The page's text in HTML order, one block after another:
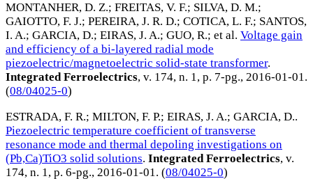
MONTANHER, D. Z.; FREITAS, V. F.; SILVA, D. M.;
GAIOTTO, F. J.; PEREIRA, J. R. D.; COTICA, L. F.; SANTOS,
I. A.; GARCIA, D.; EIRAS, J. A.; GUO, R.; et al. Voltage gain
and efficiency of a bi-layered radial mode
piezoelectric/magnetoelectric solid-state transformer.
Integrated Ferroelectrics, v. 174, n. 1, p. 7-pg., 2016-01-01.
(08/04025-0)
ESTRADA, F. R.; MILTON, F. P.; EIRAS, J. A.; GARCIA, D..
Piezoelectric temperature coefficient of transverse
resonance mode and thermal depoling investigations on
(Pb,Ca)TiO3 solid solutions. Integrated Ferroelectrics, v.
174, n. 1, p. 6-pg., 2016-01-01. (08/04025-0)